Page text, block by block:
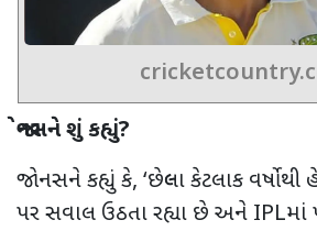
જોનસને શું કહ્યું?
જોનસને કહ્યું કે, ‘છેલ્લા કેટલાક
પર સવાલ ઉઠતા રહ્યા છે અને IPLમાં